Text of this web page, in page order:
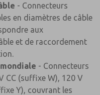
- Connecteurs
en diamètres de câble
aux
et de raccordement
- Connecteurs
CC (suffixe W), 120 V
Y), couvrant les